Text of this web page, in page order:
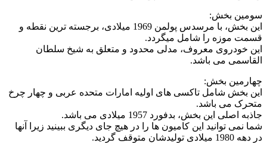
سومین بخش:
این بخش، با مرسدس پولمن 1969 میلادی، برجسته ترین نقطه و
قسمت موزه را شامل میگردد.
این خودروی معروف، مدلی محدود و متعلق به شیخ سلطان
القاسمی می باشد.
چهارمین بخش:
این بخش شامل تاکسی های اولیه امارات متحده عربی و چهار چرخ
متحرک می باشد.
جاذبه اصلی این بخش، بدفورد 1957 میلادی می باشد.
شما نمی توانید این کامیون ها را در هیچ جای دیگری ببینید زیرا آنها
در دهه 1980 میلادی تولیدشان متوقف گردید.